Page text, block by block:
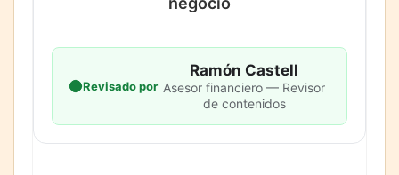
Revisado por
Ramón Castell
Asesor financiero — Revisor
de contenidos